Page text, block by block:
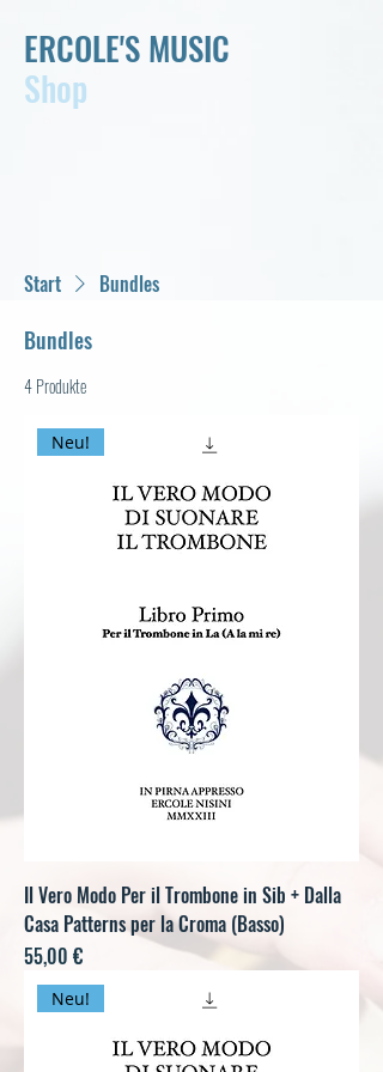
ERCOLE'S MUSIC
Shop
Start Bundles
Bundles
4 Produkte
Neu!
Il Vero Modo Per il Trombone in Sib + Dalla
Casa Patterns per la Croma (Basso)
Preis
55,00 €
Neu!